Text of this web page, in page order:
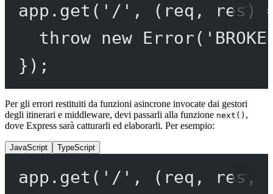
app. get ( '/' , ( req , res)
throw
new Error(
});
Per gli errori restituiti da funzioni asincrone invocate dai gestori
degli itinerari e middleware, devi passarli alla funzione next() ,
dove Express sarà catturarli ed elaborarli. Per esempio:
JavaScript TypeScript
app. get ( '/' , ( req , res,